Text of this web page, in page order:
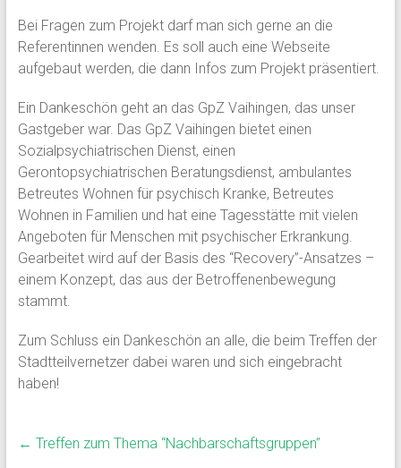
Bei Fragen zum Projekt darf man sich gerne an die
Referentinnen wenden. Es soll auch eine Webseite
aufgebaut werden, die dann Infos zum Projekt präsentiert.
Ein Dankeschön geht an das GpZ Vaihingen, das unser
Gastgeber war. Das GpZ Vaihingen bietet einen
Sozialpsychiatrischen Dienst, einen
Gerontopsychiatrischen Beratungsdienst, ambulantes
Betreutes Wohnen für psychisch Kranke, Betreutes
Wohnen in Familien und hat eine Tagesstätte mit vielen
Angeboten für Menschen mit psychischer Erkrankung.
Gearbeitet wird auf der Basis des “Recovery”-Ansatzes –
einem Konzept, das aus der Betroffenenbewegung
stammt.
Zum Schluss ein Dankeschön an alle, die beim Treffen der
Stadtteilvernetzer dabei waren und sich eingebracht
haben!
← Treffen zum Thema “Nachbarschaftsgruppen”